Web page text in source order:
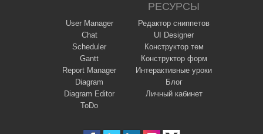
User Manager
Chat
Scheduler
Gantt
Report Manager
Diagram
Diagram Editor
ToDo
РЕСУРСЫ
Редактор сниппетов
UI Designer
Конструктор тем
Конструктор форм
Интерактивные уроки
Блог
Личный кабинет